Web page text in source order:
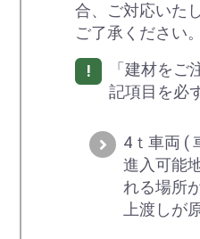
合、ご対応いた
ご了承ください。
「建材を
記項目を必
4ｔ車両 (
進入可能
れる場所
上渡しが